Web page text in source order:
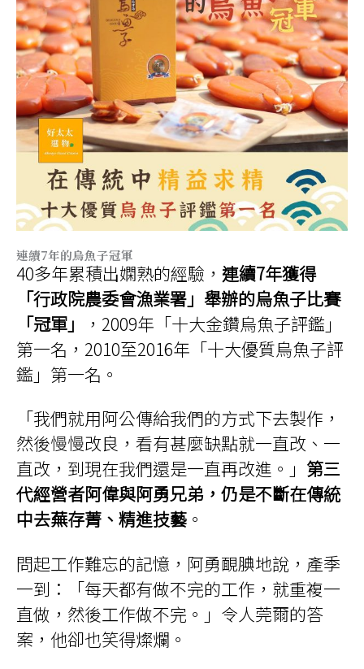
連續7年的烏魚子冠軍
40多年累積出嫻熟的經驗， 連續7年獲得
「行政院農委會漁業署」舉辦的烏魚子比賽
「冠軍」
，2009年「十大金鑽烏魚子評鑑」
第一名，2010至2016年「十大優質烏魚子評
鑑」第一名。
「我們就用阿公傳給我們的方式下去製作，
然後慢慢改良，看有甚麼缺點就一直改、一
直改，到現在我們還是一直再改進。」 第三
代經營者阿偉與阿勇兄弟，仍是不斷在傳統
中去蕪存菁、精進技藝 。
問起工作難忘的記憶，阿勇靦腆地說，產季
一到：「每天都有做不完的工作，就重複一
直做，然後工作做不完。」令人莞爾的答
案，他卻也笑得燦爛。